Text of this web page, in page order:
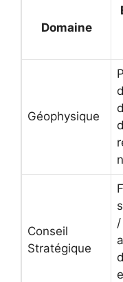
Domaine
Géophysique
Conseil
Stratégique
/